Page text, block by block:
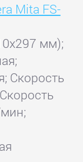
Mita FS-
мм);
Скорость